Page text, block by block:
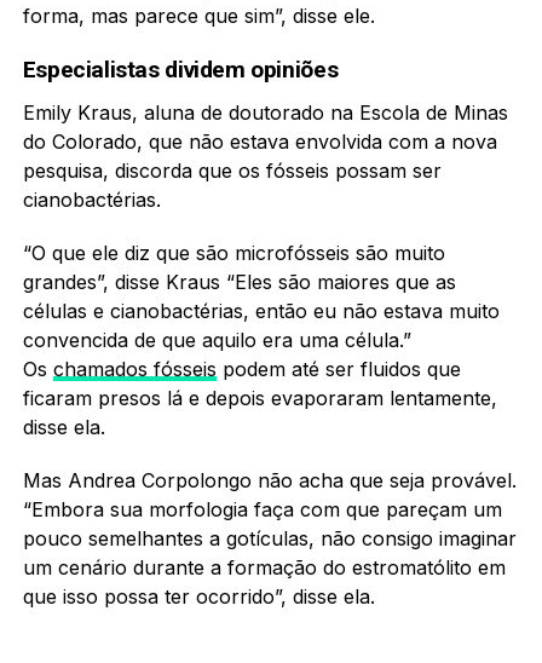
forma, mas parece que sim”, disse ele.
Especialistas dividem opiniões
Emily Kraus, aluna de doutorado na Escola de Minas
do Colorado, que não estava envolvida com a nova
pesquisa, discorda que os fósseis possam ser
cianobactérias.
“O que ele diz que são microfósseis são muito
grandes”, disse Kraus “Eles são maiores que as
células e cianobactérias, então eu não estava muito
convencida de que aquilo era uma célula.”
Os chamados fósseis podem até ser fluidos que
ficaram presos lá e depois evaporaram lentamente,
disse ela.
Mas Andrea Corpolongo não acha que seja provável.
“Embora sua morfologia faça com que pareçam um
pouco semelhantes a gotículas, não consigo imaginar
um cenário durante a formação do estromatólito em
que isso possa ter ocorrido”, disse ela.